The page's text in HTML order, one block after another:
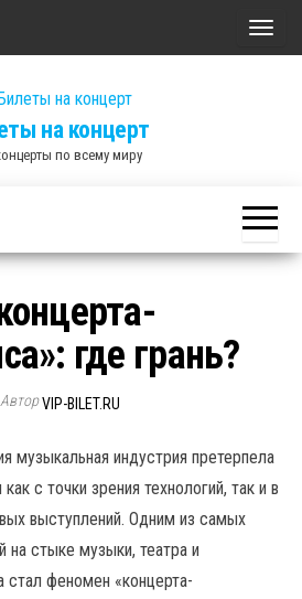
П
т
ь
ь
н
на концерт
по всему миру
где грань?
АвторVIP-BILET.RU
музыкальная индустрия претерпела
с точки зрения технологий, так и в
выступлений. Одним из самых
на стыке музыки, театра и
стал феномен «концерта-